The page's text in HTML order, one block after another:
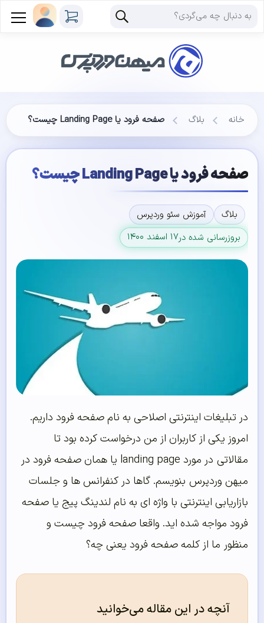
خانه بلاگ صفحه فرود یا Landing Page چیست؟
صفحه فرود یا Landing Page چیست؟
بلاگ
آموزش سئو وردپرس
بروزرسانی شده در۱۷ اسفند ۱۴۰۰
در تبلیغات اینترنتی اصلاحی به نام صفحه فرود داریم.
امروز یکی از کاربران از من درخواست کرده بود تا
مقالاتی در مورد landing page یا همان صفحه فرود در
میهن وردپرس بنویسم. گاها در کنفرانس ها و جلسات
بازاریابی اینترنتی با واژه ای به نام لندینگ پیج یا صفحه
فرود مواجه شده اید. واقعا صفحه فرود چیست و
منظور ما از کلمه صفحه فرود یعنی چه؟
آنچه در این مقاله می‌خوانید